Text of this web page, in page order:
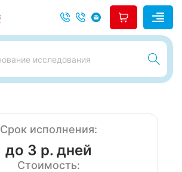
Срок исполнения:
до 3 р. дней
Стоимость: